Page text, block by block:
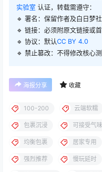
实验室 认证，转载需遵守：
🔹 署名：保留作者及白日梦
🔹 链接：必须附原文链接或
🔹 协议：默认CC BY 4.0
🔹 禁止篡改：不得修改核心
海报分享 收藏
100-200 云端软糯
包裹沉浸 可接受气味
均衡包裹 居家专用
强烈推荐 慢玩延时